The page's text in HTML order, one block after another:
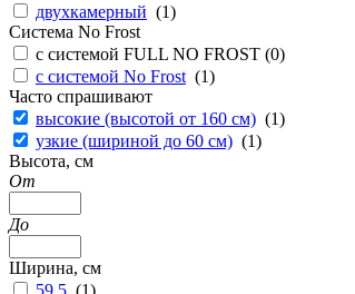
двухкамерный (1)
Система No Frost
с системой FULL NO FROST (0)
с системой No Frost (1)
Часто спрашивают
высокие (высотой от 160 см) (1)
узкие (шириной до 60 см) (1)
Высота, см
От
До
Ширина, см
59,5 (1)